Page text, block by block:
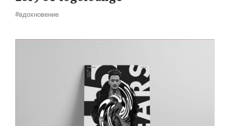
#вдохновение